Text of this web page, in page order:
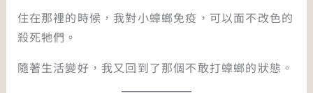
住在那裡的時候，我對小蟑螂免疫，可以面不改色的
殺死牠們。
隨著生活變好，我又回到了那個不敢打蟑螂的狀態。